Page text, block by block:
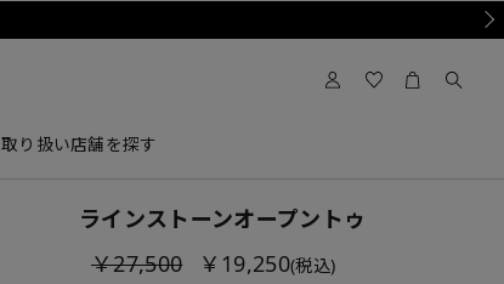
取り扱い店舗を探す
ラインストーンオープントゥ
￥27,500
￥19,250(税込)